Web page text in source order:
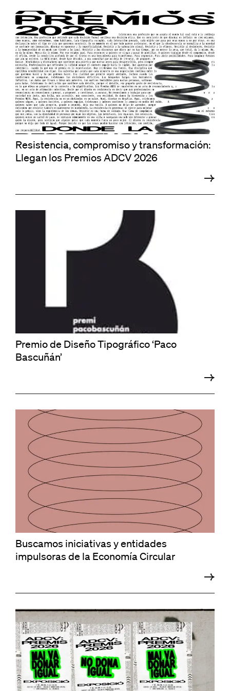
Resistencia, compromiso y transformación:
Llegan los Premios ADCV 2026
Premio de Diseño Tipográfico ‘Paco
Bascuñán’
Buscamos iniciativas y entidades
impulsoras de la Economía Circular